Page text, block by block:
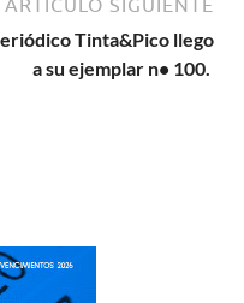
ARTÍCULO SIGUIENTE
Tinta&Pico llego
a su ejemplar n• 100.